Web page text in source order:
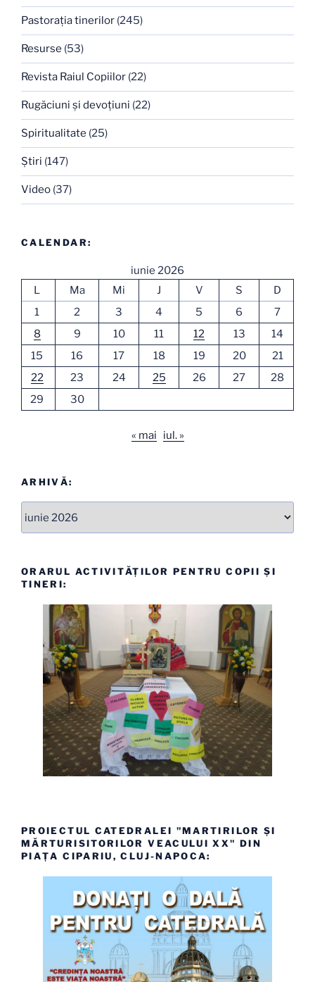
Pastoraţia tinerilor (245)
Resurse (53)
Revista Raiul Copiilor (22)
Rugăciuni şi devoţiuni (22)
Spiritualitate (25)
Ştiri (147)
Video (37)
CALENDAR:
iunie 2026
L
Ma Mi J V S
D
1
2 3 4 5 6
7
8
9 10 11 12 13
14
15
16 17 18 19 20
21
22
23 24 25 26 27
28
29
30
« mai iul. »
ARHIVĂ:
ORARUL ACTIVITĂȚILOR PENTRU COPII ȘI
TINERI:
PROIECTUL CATEDRALEI "MARTIRILOR ȘI
MĂRTURISITORILOR VEACULUI XX" DIN
PIAȚA CIPARIU, CLUJ-NAPOCA: